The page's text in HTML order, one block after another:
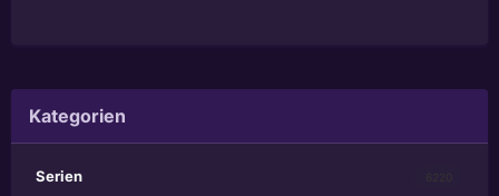
Kategorien
Serien